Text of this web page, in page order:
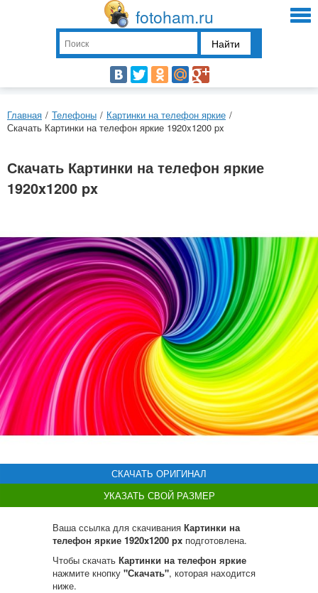
fotoham.ru
Найти
Главная / Телефоны / Картинки на телефон яркие /
Скачать Картинки на телефон яркие 1920x1200 px
Скачать Картинки на телефон яркие
1920x1200 px
СКАЧАТЬ ОРИГИНАЛ
УКАЗАТЬ СВОЙ РАЗМЕР
Ваша ссылка для скачивания Картинки на
телефон яркие 1920x1200 px подготовлена.
Чтобы скачать Картинки на телефон яркие
нажмите кнопку "Скачать", которая находится
ниже.